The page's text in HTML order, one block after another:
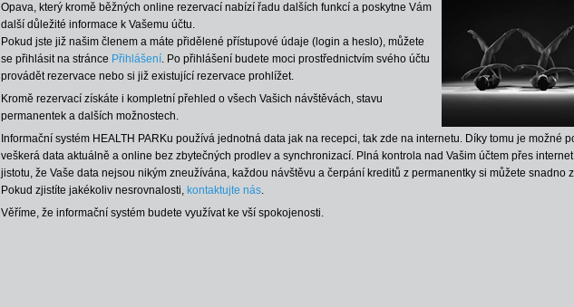
Opava, který kromě běžných online rezervací nabízí řadu dalších funkcí a poskytne Vám
další důležité informace k Vašemu účtu.
Pokud jste již našim členem a máte přidělené přístupové údaje (login a heslo), můžete
se přihlásit na stránce Přihlášení. Po přihlášení budete moci prostřednictvím svého účtu
provádět rezervace nebo si již existující rezervace prohlížet.
Kromě rezervací získáte i kompletní přehled o všech Vašich návštěvách, stavu
permanentek a dalších možnostech.
Informační systém HEALTH PARKu používá jednotná data jak na recepci, tak zde na internetu. Díky tomu je možné
veškerá data aktuálně a online bez zbytečných prodlev a synchronizací. Plná kontrola nad Vašim účtem přes
jistotu, že Vaše data nejsou nikým zneužívána, každou návštěvu a čerpání kreditů z permanentky si můžete snadno
Pokud zjistíte jakékoliv nesrovnalosti, kontaktujte nás.
Věříme, že informační systém budete využívat ke vší spokojenosti.